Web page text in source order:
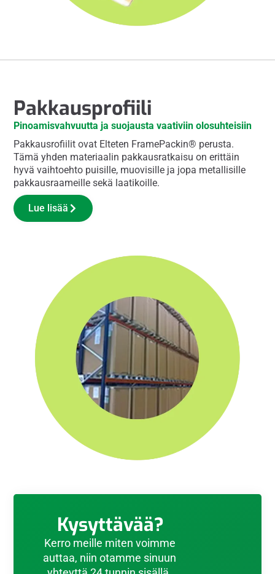
Pakkausprofiili
Pinoamisvahvuutta ja suojausta vaativiin olosuhteisiin
Pakkausrofiilit ovat Elteten FramePackin® perusta.
Tämä yhden materiaalin pakkausratkaisu on erittäin
hyvä vaihtoehto puisille, muovisille ja jopa metallisille
pakkausraameille sekä laatikoille.
Lue lisää
Kysyttävää?
Kerro meille miten voimme
auttaa, niin otamme sinuun